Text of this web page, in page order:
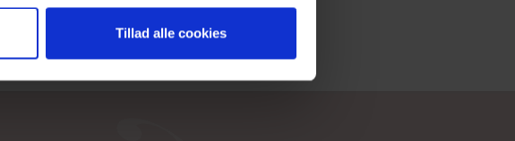
Tillad alle cookies